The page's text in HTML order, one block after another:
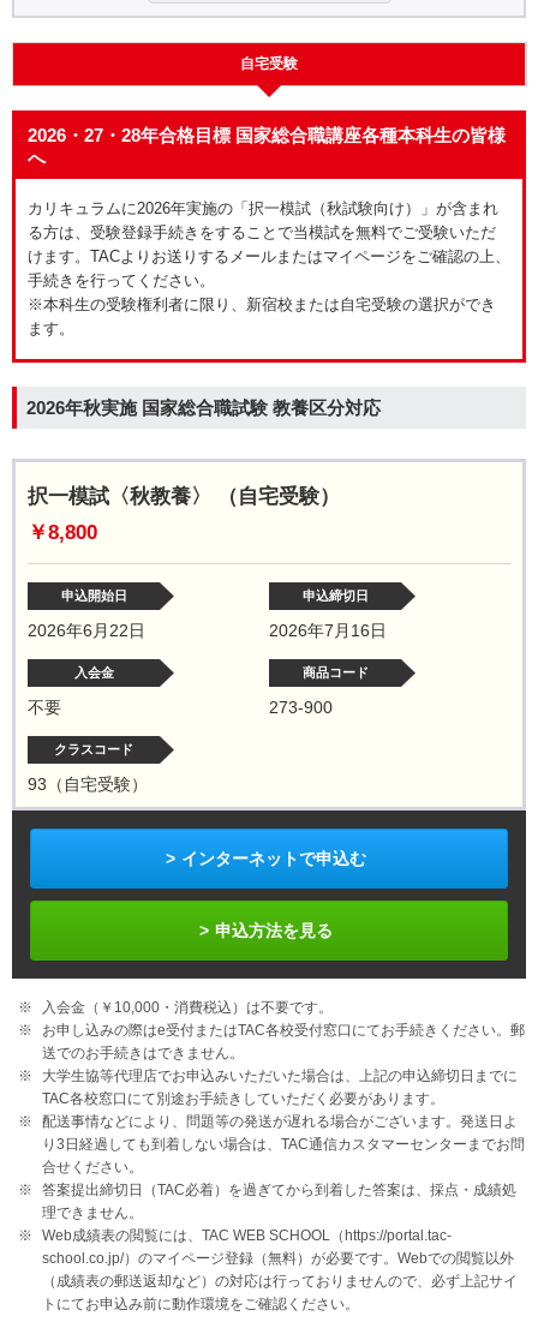
自宅受験
2026・27・28年合格目標 国家総合職講座各種本科生の皆様
へ
カリキュラムに2026年実施の「択一模試（秋試験向け）」が含まれ
る方は、受験登録手続きをすることで当模試を無料でご受験いただ
けます。TACよりお送りするメールまたはマイページをご確認の上、
手続きを行ってください。
※本科生の受験権利者に限り、新宿校または自宅受験の選択ができ
ます。
2026年秋実施 国家総合職試験 教養区分対応
択一模試〈秋教養〉 （自宅受験）
￥8,800
申込開始日
2026年6月22日
申込締切日
2026年7月16日
入会金
不要
商品コード
273-900
クラスコード
93（自宅受験）
インターネットで申込む
申込方法を見る
入会金（￥10,000・消費税込）は不要です。
お申し込みの際はe受付またはTAC各校受付窓口にてお手続きください。郵
送でのお手続きはできません。
大学生協等代理店でお申込みいただいた場合は、上記の申込締切日までに
TAC各校窓口にて別途お手続きしていただく必要があります。
配送事情などにより、問題等の発送が遅れる場合がございます。発送日よ
り3日経過しても到着しない場合は、TAC通信カスタマーセンターまでお問
合せください。
答案提出締切日（TAC必着）を過ぎてから到着した答案は、採点・成績処
理できません。
Web成績表の閲覧には、TAC WEB SCHOOL（https://portal.tac-
school.co.jp/）のマイページ登録（無料）が必要です。Webでの閲覧以外
（成績表の郵送返却など）の対応は行っておりませんので、必ず上記サイ
トにてお申込み前に動作環境をご確認ください。